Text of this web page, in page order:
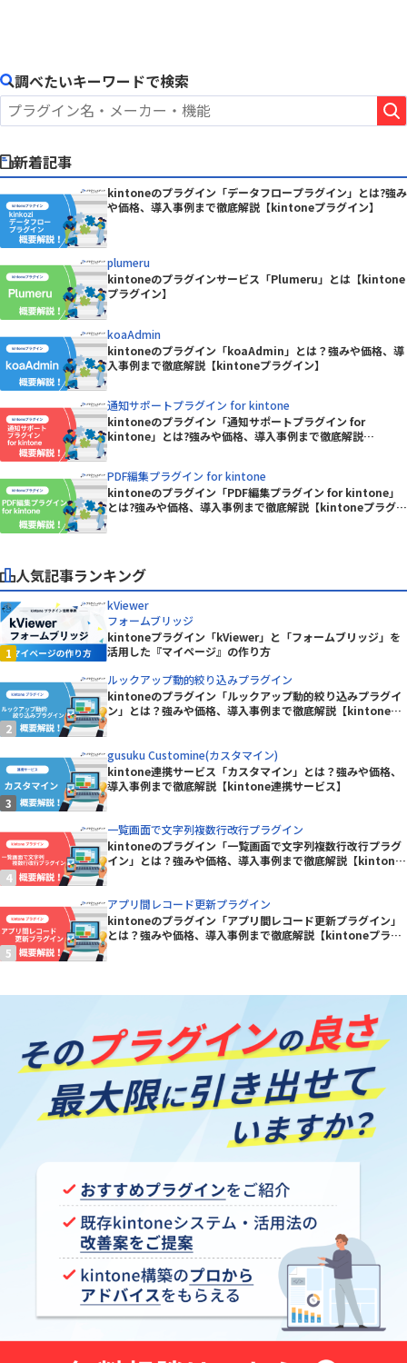
調べたいキーワードで検索
新着記事
kintoneのプラグイン「データフロープラグイン」とは?強み
や価格、導入事例まで徹底解説【kintoneプラグイン】
plumeru
kintoneのプラグインサービス「Plumeru」とは【kintone
プラグイン】
koaAdmin
kintoneのプラグイン「koaAdmin」とは？強みや価格、導
入事例まで徹底解説【kintoneプラグイン】
通知サポートプラグイン for kintone
kintoneのプラグイン「通知サポートプラグイン for
kintone」とは?強みや価格、導入事例まで徹底解説
PDF編集プラグイン for kintone
kintoneのプラグイン「PDF編集プラグイン for kintone」
とは?強みや価格、導入事例まで徹底解説【kintoneプラグイ
人気記事ランキング
kViewer
フォームブリッジ
kintoneプラグイン「kViewer」と「フォームブリッジ」を
活用した『マイページ』の作り方
ルックアップ動的絞り込みプラグイン
kintoneのプラグイン「ルックアップ動的絞り込みプラグイ
ン」とは？強みや価格、導入事例まで徹底解説【kintoneプ
gusuku Customine(カスタマイン)
kintone連携サービス「カスタマイン」とは？強みや価格、
導入事例まで徹底解説【kintone連携サービス】
一覧画面で文字列複数行改行プラグイン
kintoneのプラグイン「一覧画面で文字列複数行改行プラグ
イン」とは？強みや価格、導入事例まで徹底解説【kintone
アプリ間レコード更新プラグイン
kintoneのプラグイン「アプリ間レコード更新プラグイン」
とは？強みや価格、導入事例まで徹底解説【kintoneプラグ